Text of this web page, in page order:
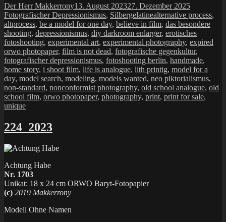
Autor
Der Herr MakkerronyVeröffentlicht
am
13. August 202327. Dezember 2025Kategorien
Fotografischer Depressionismus, SilbergelatineSchlagwörter
alternative process,
altprocess, be a model for one day, believe in film, das besondere
shooting, depressionismus, diy darkroom enlarger, erotisches
fotoshooting, experimental art, experimental photography, expired
orwo photopaper, film is not dead, fotografische gegenkultur,
fotografischer depressionismus, fotoshooting berlin, handmade,
home story, i shoot film, life is analogue, lith printig, model for a
day, model search, modeling, models wanted, neo piktorialismus,
non-standard, nonconformist photography, old school analogue, old
school film, orwo photopaper, photography, print, print for sale,
unique
224_2023
Achtung Habe
Nr. 1703
Unikat: 18 x 24 cm ORWO Baryt-Fotopapier
(c) 2019 Makkerrony
Modell Ohne Namen